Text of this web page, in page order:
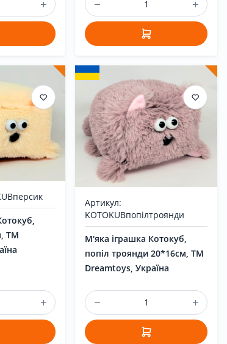
ТМ
Артикул:
KOTOKUBпопілтроянди
М'яка іграшка Котокуб,
попіл троянди 20*16см, ТМ
Dreamtoys, Україна